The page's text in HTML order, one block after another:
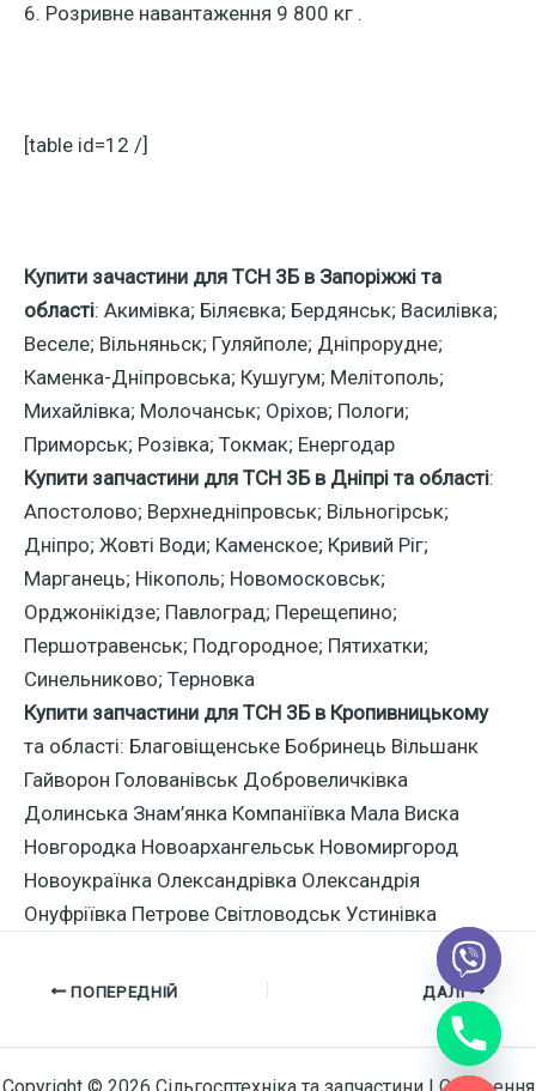
6. Розривне навантаження 9 800 кг .
[table id=12 /]
Купити зачастини для ТСН 3Б в Запоріжжі та
області: Акимівка; Біляєвка; Бердянськ; Василівка;
Веселе; Вільняньск; Гуляйполе; Дніпрорудне;
Каменка-Дніпровська; Кушугум; Мелітополь;
Михайлівка; Молочанськ; Оріхов; Пологи;
Приморськ; Розівка; Токмак; Енергодар
Купити запчастини для ТСН 3Б в Дніпрі та області:
Апостолово; Верхнедніпровськ; Вільногірськ;
Дніпро; Жовті Води; Каменское; Кривий Ріг;
Марганець; Нікополь; Новомосковськ;
Орджонікідзе; Павлоград; Перещепино;
Першотравенськ; Подгородное; Пятихатки;
Синельниково; Терновка
Купити запчастини для ТСН 3Б в Кропивницькому
та області: Благовіщенське Бобринець Вільшанк
Гайворон Голованівськ Добровеличківка
Долинська Знам’янка Компаніївка Мала Виска
Новгородка Новоархангельськ Новомиргород
Новоукраїнка Олександрівка Олександрія
Онуфріївка Петрове Світловодськ Устинівка
ПОПЕРЕДНІЙ ДАЛІ
Hide
chaty